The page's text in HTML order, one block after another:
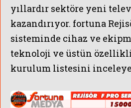
yıllardır sektöre yeni
kazandırıyor. fortuna
sisteminde cihaz ve
teknoloji ve üstün
kurulum listesini